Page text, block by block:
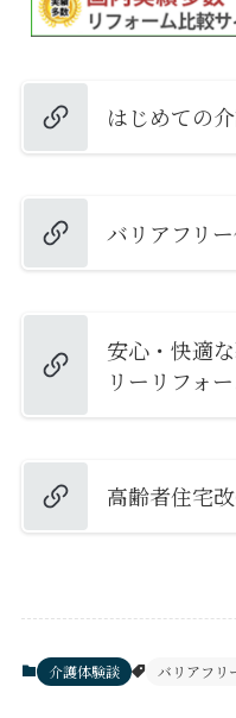
はじめての
バリアフリ
安心・快適
リーリフォ
高齢者住宅
介護体験談 バリアフリ